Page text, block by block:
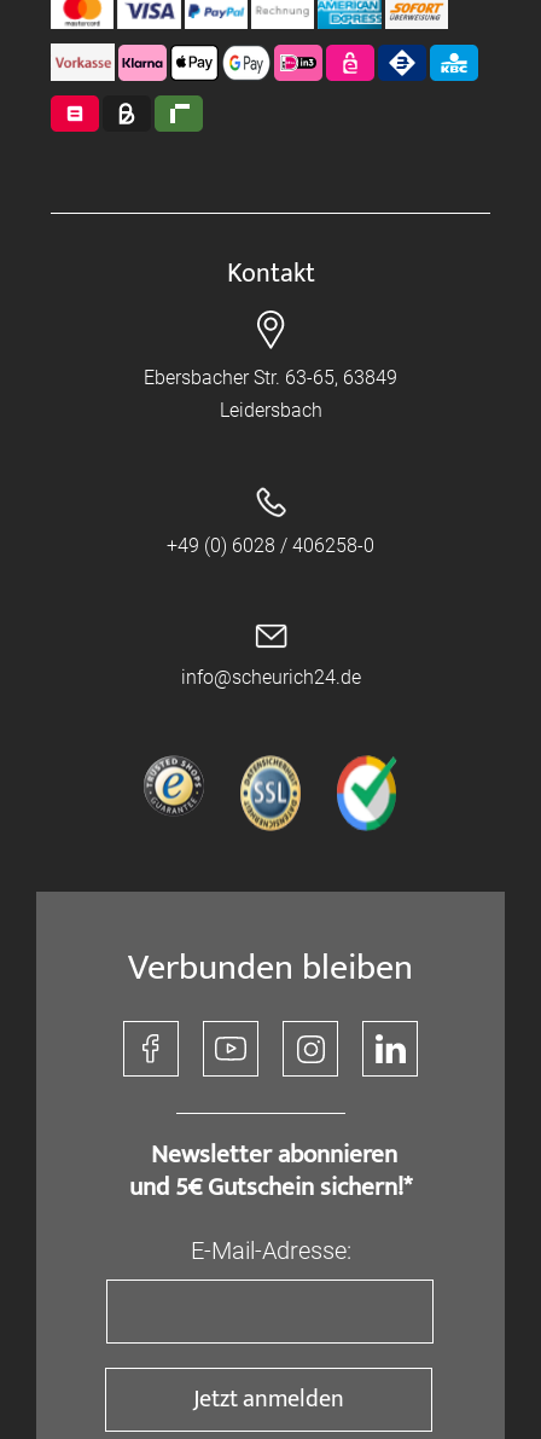
Kontakt
Ebersbacher Str. 63-65, 63849
Leidersbach
+49 (0) 6028 / 406258-0
info@scheurich24.de
Verbunden bleiben
​ Newsletter abonnieren
und 5€ Gutschein sichern!*
E-Mail-Adresse:
Jetzt anmelden